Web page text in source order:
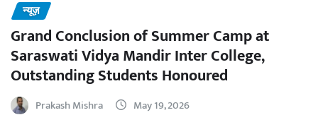
न्यूज़
Grand Conclusion of Summer Camp at
Saraswati Vidya Mandir Inter College,
Outstanding Students Honoured
Prakash Mishra May 19, 2026